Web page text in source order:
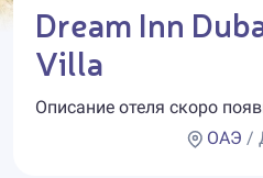
Dream Inn
Villa
Описание отеля скоро
ОАЭ /